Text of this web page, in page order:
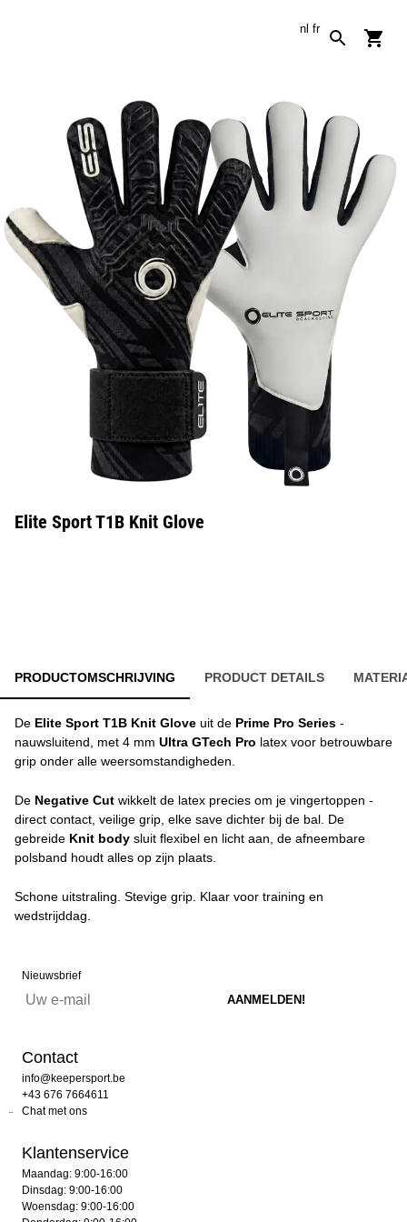
nl fr
Elite Sport T1B Knit Glove
PRODUCTOMSCHRIJVING PRODUCT DETAILS
De Elite Sport T1B Knit Glove uit de Prime Pro Series -
nauwsluitend, met 4 mm Ultra GTech Pro latex voor betrouwbare
grip onder alle weersomstandigheden.
De Negative Cut wikkelt de latex precies om je vingertoppen -
direct contact, veilige grip, elke save dichter bij de bal. De
gebreide Knit body sluit flexibel en licht aan, de afneembare
polsband houdt alles op zijn plaats.
Schone uitstraling. Stevige grip. Klaar voor training en
wedstrijddag.
Nieuwsbrief
Contact
info@keepersport.be
+43 676 7664611
Chat met ons
Klantenservice
Maandag: 9:00-16:00
Dinsdag: 9:00-16:00
Woensdag: 9:00-16:00